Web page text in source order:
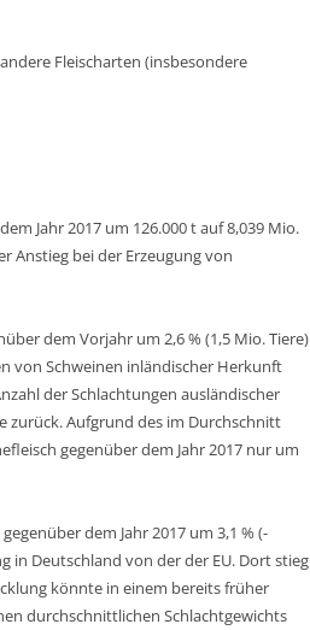
Fleischarten (insbesondere
Jahr 2017 um 126.000 t auf 8,039 Mio.
Anstieg bei der Erzeugung von
dem Vorjahr um 2,6 % (1,5 Mio. Tiere)
von Schweinen inländischer Herkunft
der Schlachtungen ausländischer
zurück. Aufgrund des im Durchschnitt
gegenüber dem Jahr 2017 nur um
dem Jahr 2017 um 3,1 % (-
in Deutschland von der der EU. Dort stieg
könnte in einem bereits früher
durchschnittlichen Schlachtgewichts